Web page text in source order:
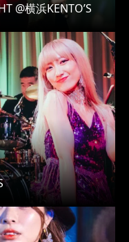
@横浜KENTO’S